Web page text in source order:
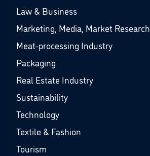
Law & Business
Marketing, Media, Market Research
Meat-processing Industry
Packaging
Real Estate Industry
Sustainability
Technology
Textile & Fashion
Tourism